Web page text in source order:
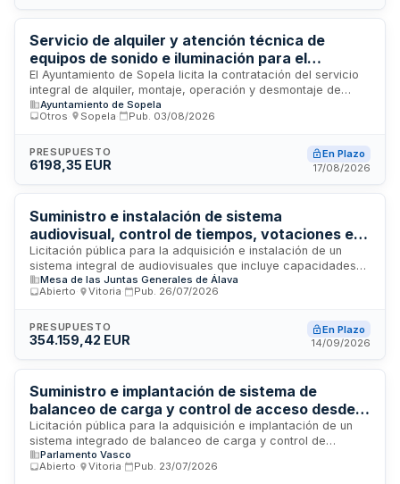
Servicio de alquiler y atención técnica de
equipos de sonido e iluminación para el
Inkestas Rock Festival del Ayuntamiento de
Sopela
El Ayuntamiento de Sopela licita la contratación del servicio
integral de alquiler, montaje, operación y desmontaje de
equipos de sonido e iluminación para la celebración del
Inkestas Rock Festival. La empresa adjudicataria debe
necesidades especificadas en los riders de los grupos
actuantes, así como personal técnico especializado en
de horarios de montaje, pruebas y desmontaje, garantizando
la realización completa del evento dentro de los horarios
establecidos.
Ayuntamiento de Sopela
Otros
Sopela Pub. 03/08/2026
PRESUPUESTO
6198,35 EUR
En Plazo
17/08/2026
Suministro e instalación de sistema
audiovisual, control de tiempos, votaciones e
interpretación para las Juntas Generales de
Álava
Licitación pública para la adquisición e instalación de un
sistema integral de audiovisuales que incluye capacidades
de control de tiempos, gestión de votaciones e
interpretación simultánea en las salas de los órganos de las
permitirá mejorar la funcionalidad de los espacios
parlamentarios mediante tecnología audiovisual avanzada,
interpretación para garantizar la accesibilidad en las
sesiones legislativas.
Mesa de las Juntas Generales de Álava
Abierto
Vitoria Pub. 26/07/2026
PRESUPUESTO
354.159,42 EUR
En Plazo
14/09/2026
Suministro e implantación de sistema de
balanceo de carga y control de acceso desde
Internet para el Parlamento Vasco
Licitación pública para la adquisición e implantación de un
sistema integrado de balanceo de carga y control de
acceso desde Internet destinado a la infraestructura
tecnológica del Parlamento Vasco. El sistema debe
Parlamento Vasco
Abierto
Vitoria Pub. 23/07/2026